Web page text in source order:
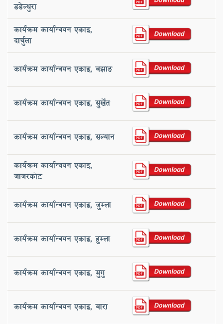
‌डडेल्धुरा
कार्यक्रम कार्यान्वयन एकाइ, ‌
दार्चुला
कार्यक्रम कार्यान्वयन एकाइ, ‌बझाङ
कार्यक्रम कार्यान्वयन एकाइ, सुर्खेत
कार्यक्रम कार्यान्वयन एकाइ, ‌सल्यान
कार्यक्रम कार्यान्वयन एकाइ,
‌जाजरकोट
कार्यक्रम कार्यान्वयन एकाइ, ‌जुम्ला
कार्यक्रम कार्यान्वयन एकाइ, ‌हुम्ला
कार्यक्रम कार्यान्वयन एकाइ, ‌मुगु
कार्यक्रम कार्यान्वयन एकाइ, ‌बारा